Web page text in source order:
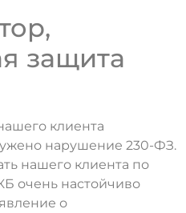
защита
клиента
нарушение 230-ФЗ.
нашего клиента по
очень настойчиво
о